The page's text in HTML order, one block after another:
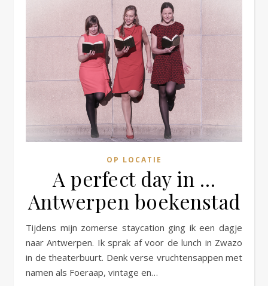
OP LOCATIE
A perfect day in …
Antwerpen boekenstad
Tijdens mijn zomerse staycation ging ik een dagje
naar Antwerpen. Ik sprak af voor de lunch in Zwazo
in de theaterbuurt. Denk verse vruchtensappen met
namen als Foeraap, vintage en…